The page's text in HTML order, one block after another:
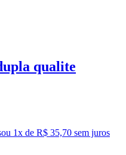
qualite
ou 1x de R$ 35,70 sem juros